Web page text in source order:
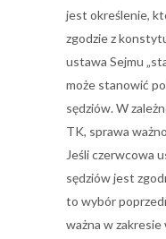
jest określenie,
zgodzie z
ustawa Sejmu
może stanowić
sędziów. W
TK, sprawa
Jeśli czerwcowa
sędziów jest
to wybór
ważna w